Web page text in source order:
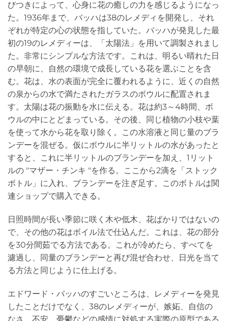
びつきによって、心身に花の癒しの力を感じるようになっ
た。1936年まで、バッハは38のレメディを開発し、それ
ぞれが特定の心の状態を指していた。バッハが発見した最
初の19のレメディーは、「太陽法」を用いて調製されまし
た。非常にシンプルな方法です。これは、明るい晴れた日
の早朝に、自然の環境で成長している花を選ぶことを含
む。花は、水の表面が完全に覆われるように、近くの自然
の泉からの水で満たされたガラスのボウルに配置されま
す。太陽は花の振動を水に伝える。花は約3～4時間、ボ
ウルの中にとどまっている。その後、同じ植物の小枝や葉
を使って水から花を取り除く。この水溶液と同じ量のブラ
ンデーを混ぜる。仮にボウルに半リットルの水があったと
すると、これに半リットルのブランデーを加え、1リット
ルの "マザー・チンキ "を作る。ここから2滴を「ストック
ボトル」に入れ、ブランデーを注ぎ足す。このボトルは関
連ショップで購入できる。
日照時間が長い季節に咲く木や低木、花ばかりではないの
で、その他の花はボイル法で仕込んだ。これは、花の部分
を30分間茹でる方法である。これが冷めたら、すべてを
濾過し、同量のブランデーと再び混ぜ合わせ、日光を当て
る方法と同じように仕上げる。
エドワード・バッハのすごいところは、レメディーを発見
したことだけでなく、38のレメディーが、嫉妬、自信の
なさ、不安、憂鬱などの感情に対処する実際の原型である